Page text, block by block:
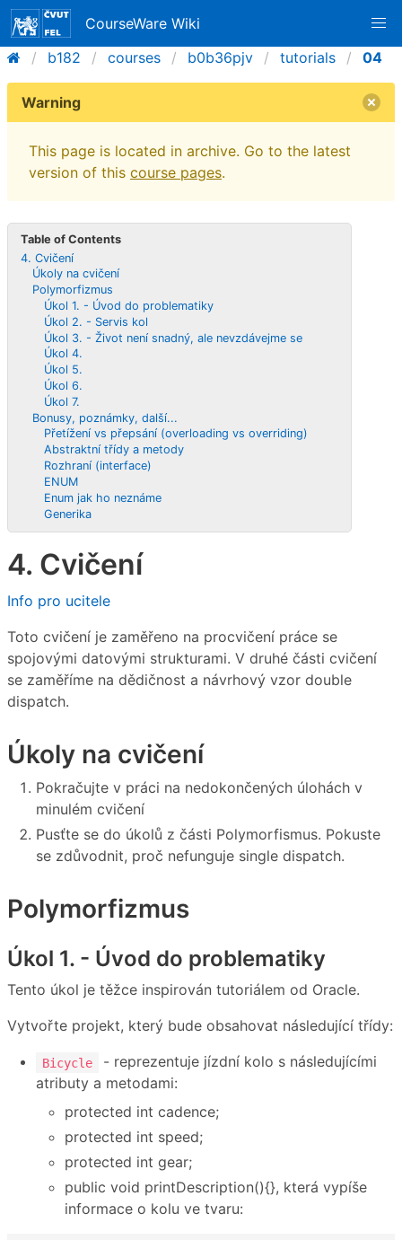
CourseWare Wiki
b182
courses b0b36pjv tutorials 04
Warning
This page is located in archive. Go to the latest
version of this course pages.
Table of Contents
4. Cvičení
Úkoly na cvičení
Polymorfizmus
Úkol 1. - Úvod do problematiky
Úkol 2. - Servis kol
Úkol 3. - Život není snadný, ale nevzdávejme se
Úkol 4.
Úkol 5.
Úkol 6.
Úkol 7.
Bonusy, poznámky, další...
Přetížení vs přepsání (overloading vs overriding)
Abstraktní třídy a metody
Rozhraní (interface)
ENUM
Enum jak ho neznáme
Generika
4. Cvičení
Info pro ucitele
Toto cvičení je zaměřeno na procvičení práce se
spojovými datovými strukturami. V druhé části cvičení
se zaměříme na dědičnost a návrhový vzor double
dispatch.
Úkoly na cvičení
Pokračujte v práci na nedokončených úlohách v
minulém cvičení
Pusťte se do úkolů z části Polymorfismus. Pokuste
se zdůvodnit, proč nefunguje single dispatch.
Polymorfizmus
Úkol 1. - Úvod do problematiky
Tento úkol je těžce inspirován tutoriálem od Oracle.
Vytvořte projekt, který bude obsahovat následující třídy:
Bicycle
- reprezentuje jízdní kolo s následujícími
atributy a metodami:
protected int cadence;
protected int speed;
protected int gear;
public void printDescription(){}, která vypíše
informace o kolu ve tvaru: